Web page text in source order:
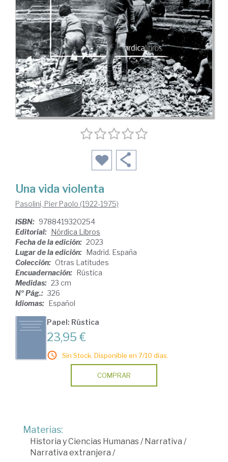
Una vida violenta
Pasolini, Pier Paolo (1922-1975)
ISBN: 9788419320254
Editorial: Nórdica Libros
Fecha de la edición: 2023
Lugar de la edición: Madrid. España
Colección: Otras Latitudes
Encuadernación: Rústica
Medidas: 23 cm
Nº Pág.: 326
Idiomas: Español
Papel: Rústica
23,95 €
Sin Stock. Disponible en 7/10 días.
COMPRAR
Materias:
Historia y Ciencias Humanas/ Narrativa /
Narrativa extranjera /